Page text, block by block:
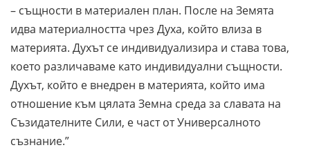
– същности в материален план. После на Земята
идва материалността чрез Духа, който влиза в
материята. Духът се индивидуализира и става това,
което различаваме като индивидуални същности.
Духът, който е внедрен в материята, който има
отношение към цялата Земна среда за славата на
Съзидателните Сили, е част от Универсалното
съзнание.”